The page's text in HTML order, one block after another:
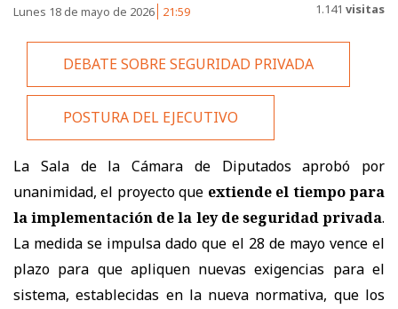
Lunes 18 de mayo de 2026 21:59 1.141 visitas
DEBATE SOBRE SEGURIDAD PRIVADA
POSTURA DEL EJECUTIVO
La Sala de la Cámara de Diputados aprobó por
unanimidad, el proyecto que extiende el tiempo para
la implementación de la ley de seguridad privada.
La medida se impulsa dado que el 28 de mayo vence el
plazo para que apliquen nuevas exigencias para el
sistema, establecidas en la nueva normativa, que los